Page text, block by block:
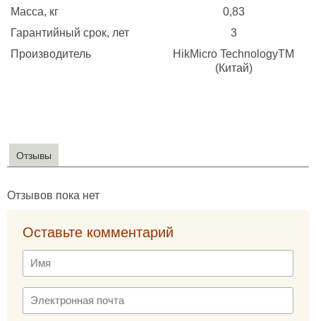
Масса, кг
0,83
Гарантийный срок, лет
3
Производитель
HikMicro TechnologyТМ
(Китай)
Отзывы
Отзывов пока нет
Оставьте комментарий